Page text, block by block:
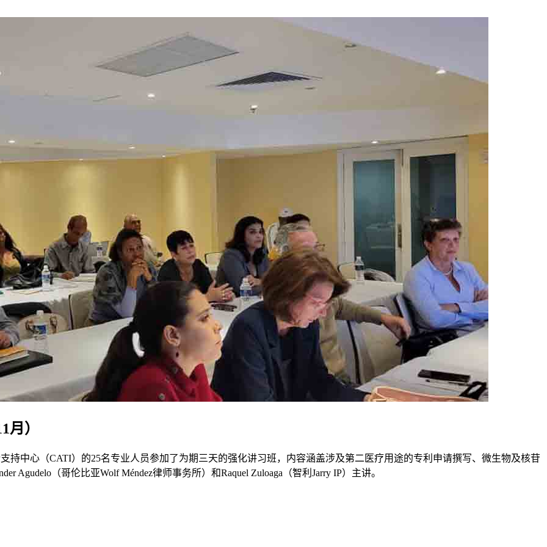
）
持中心（CATI）的25名专业人员参加了为期三天的强化讲习班，内容涵盖涉及第二医疗用途的专利申请撰写、微生物及核苷
Agudelo（哥伦比亚Wolf Méndez律师事务所）和Raquel Zuloaga（智利Jarry IP）主讲。